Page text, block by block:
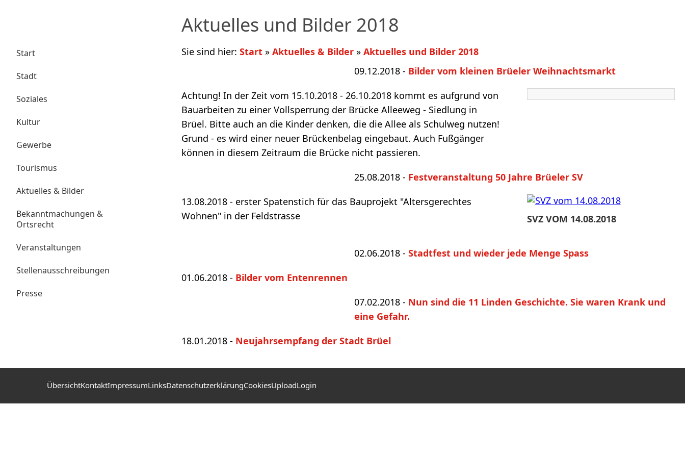
Start
Stadt
Soziales
Kultur
Gewerbe
Tourismus
Aktuelles & Bilder
Bekanntmachungen &
Ortsrecht
Veranstaltungen
Stellenausschreibungen
Presse
Aktuelles und Bilder 2018
Sie sind hier: Start » Aktuelles & Bilder » Aktuelles und Bilder 2018
09.12.2018 - Bilder vom kleinen Brüeler Weihnachtsmarkt
Achtung! In der Zeit vom 15.10.2018 - 26.10.2018 kommt es aufgrund von
Bauarbeiten zu einer Vollsperrung der Brücke Alleeweg - Siedlung in
Brüel. Bitte auch an die Kinder denken, die die Allee als Schulweg nutzen!
Grund - es wird einer neuer Brückenbelag eingebaut. Auch Fußgänger
können in diesem Zeitraum die Brücke nicht passieren.
25.08.2018 - Festveranstaltung 50 Jahre Brüeler SV
SVZ VOM 14.08.2018
13.08.2018 - erster Spatenstich für das Bauprojekt "Altersgerechtes
Wohnen" in der Feldstrasse
02.06.2018 - Stadtfest und wieder jede Menge Spass
01.06.2018 - Bilder vom Entenrennen
07.02.2018 - Nun sind die 11 Linden Geschichte. Sie waren Krank und
eine Gefahr.
18.01.2018 - Neujahrsempfang der Stadt Brüel
ÜbersichtKontaktImpressumLinksDatenschutzerklärungCookiesUploadLogin